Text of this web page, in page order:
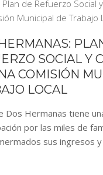
SOCIAL Y
COMISIÓN
LOCAL
Dos Hermanas tiene
por las miles de
sus ingresos y